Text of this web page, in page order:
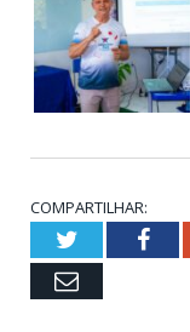
COMPARTILHAR:
Twitter
Email